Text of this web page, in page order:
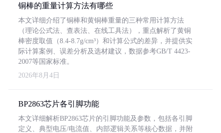
铜棒的重量计算方法有哪些
本文详细介绍了铜棒和黄铜棒重量的三种常用计算方法
（理论公式法、查表法、在线工具法），重点解析了黄铜
棒密度取值（8.4-8.7g/cm³）和计算公式的差异，并提供实
际计算案例、误差分析及选材建议，数据参考GB/T 4423-
2007等国家标准。
2026年8月4日
BP2863芯片各引脚功能
本文详细解析BP2863芯片的引脚功能及参数，包括各引脚
定义、典型电压/电流值、内部逻辑关系等核心数据，并附